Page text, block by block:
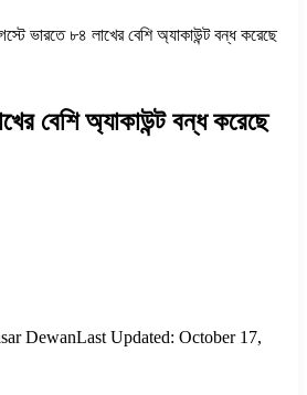
ভারতে ৮৪ লাখের বেশি অ্যাকাউন্ট বন্ধ করেছে
বেশি অ্যাকাউন্ট বন্ধ করেছে
DewanLast Updated: October 17,